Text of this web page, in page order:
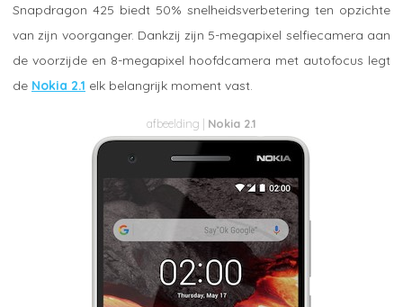
Snapdragon 425 biedt 50% snelheidsverbetering ten opzichte
van zijn voorganger. Dankzij zijn 5-megapixel selfiecamera aan
de voorzijde en 8-megapixel hoofdcamera met autofocus legt
de Nokia 2.1 elk belangrijk moment vast.
Nokia 2.1